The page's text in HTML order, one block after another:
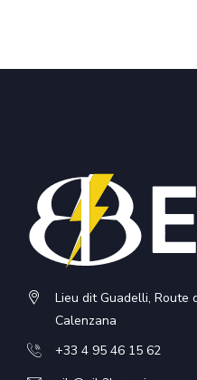
Lieu dit Guadelli, Route
Calenzana
+33 4 95 46 15 62